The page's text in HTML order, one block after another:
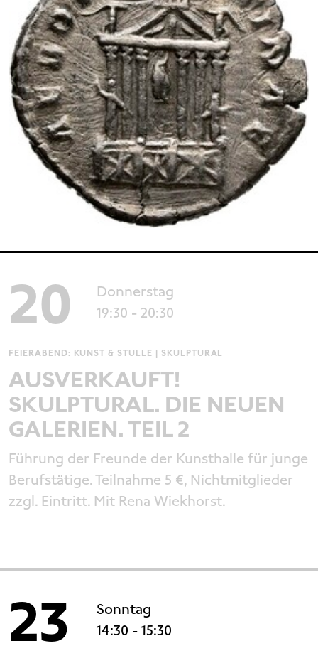
20
Donnerstag
19:30 - 20:30
FEIERABEND: KUNST & STULLE | SKULPTURAL
AUSVERKAUFT!
SKULPTURAL. DIE NEUEN
GALERIEN. TEIL 2
Führung der Freunde der Kunsthalle für junge
Berufstätige. Teilnahme 5 €, Nichtmitglieder
zzgl. Eintritt. Mit Rena Wiekhorst.
23
Sonntag
14:30 - 15:30